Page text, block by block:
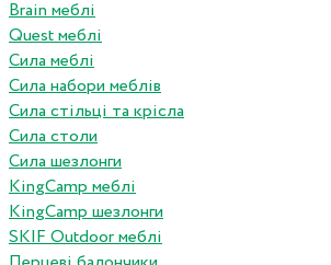
Brain меблі
Quest меблі
Сила меблі
Сила набори меблів
Сила стільці та крісла
Сила столи
Сила шезлонги
KingCamp меблі
KingCamp шезлонги
SKIF Outdoor меблі